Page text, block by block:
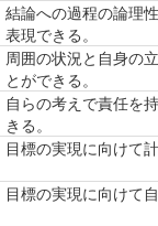
結論への過程の論理
表現できる。
周囲の状況と自身の
とができる。
自らの考えで責任を
きる。
目標の実現に向けて
目標の実現に向けて